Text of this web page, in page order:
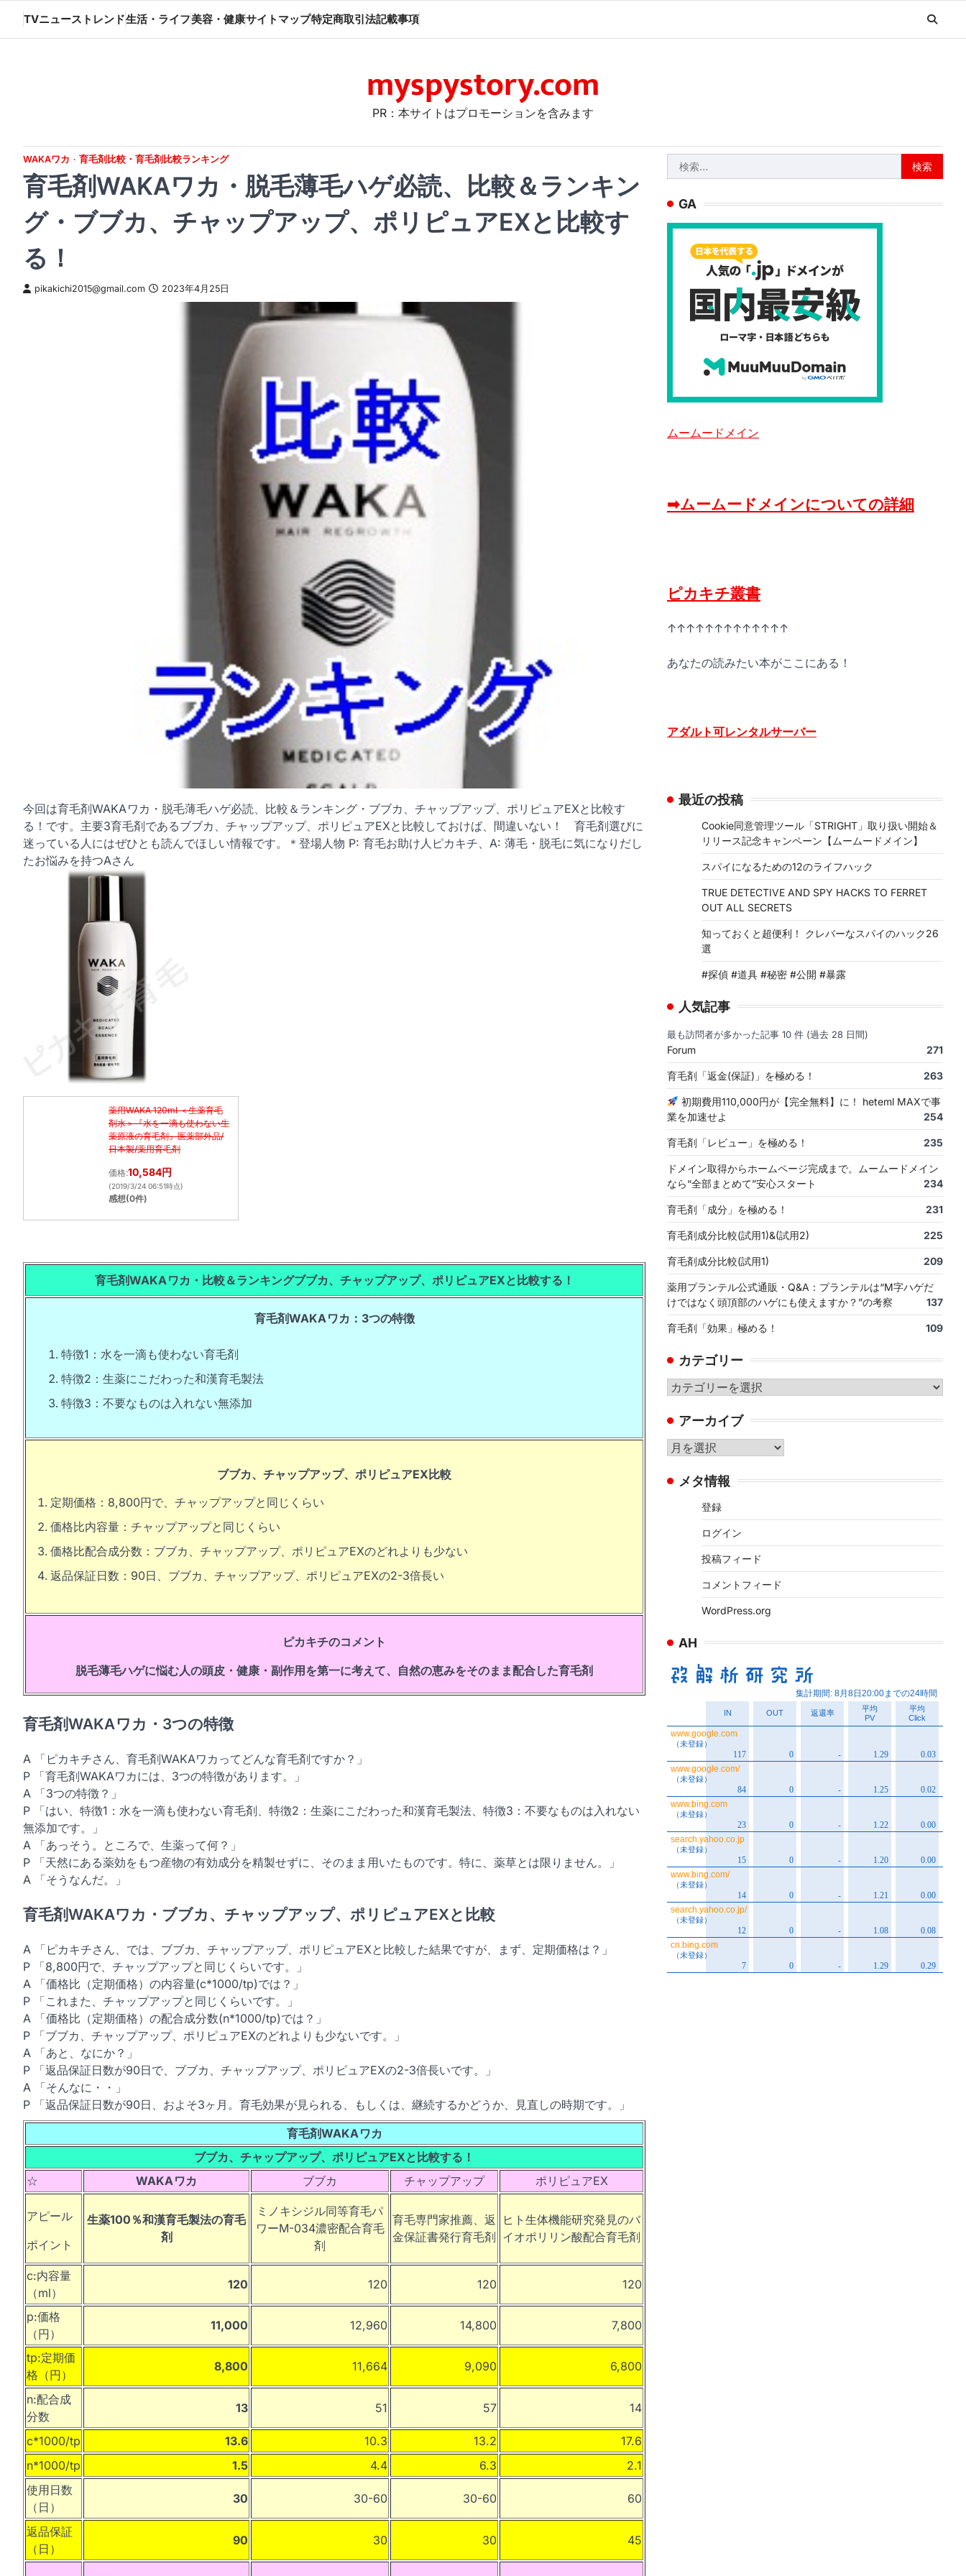
content
TVニューストレンド生活・ライフ美容・健康サイトマップ特定商取引法記載事項
myspystory.com
PR：本サイトはプロモーションを含みます
WAKAワカ 育毛剤比較・育毛剤比較ランキング
育毛剤WAKAワカ・脱毛薄毛ハゲ必読、比較＆ランキン
グ・ブブカ、チャップアップ、ポリピュアEXと比較す
る！
pikakichi2015@gmail.com 2023年4月25日
今回は育毛剤WAKAワカ・脱毛薄毛ハゲ必読、比較＆ランキング・ブブカ、チャップアップ、ポリピュアEXと比較す
る！です。主要3育毛剤であるブブカ、チャップアップ、ポリピュアEXと比較しておけば、間違いない！ 育毛剤選びに
迷っている人にはぜひとも読んでほしい情報です。＊登場人物 P: 育毛お助け人ピカキチ、A: 薄毛・脱毛に気になりだし
たお悩みを持つAさん
薬用WAKA 120ml ＜生薬育毛
剤水＞『水を一滴も使わない生
薬原液の育毛剤』医薬部外品/
日本製/薬用育毛剤
価格:10,584円
(2019/3/24 06:51時点)
感想(0件)
育毛剤WAKAワカ・比較＆ランキングブブカ、チャップアップ、ポリピュアEXと比較する！
育毛剤WAKAワカ：3つの特徴
特徴1：水を一滴も使わない育毛剤
特徴2：生薬にこだわった和漢育毛製法
特徴3：不要なものは入れない無添加
ブブカ、チャップアップ、ポリピュアEX比較
定期価格：8,800円で、チャップアップと同じくらい
価格比内容量：チャップアップと同じくらい
価格比配合成分数：ブブカ、チャップアップ、ポリピュアEXのどれよりも少ない
返品保証日数：90日、ブブカ、チャップアップ、ポリピュアEXの2-3倍長い
ピカキチのコメント
脱毛薄毛ハゲに悩む人の頭皮・健康・副作用を第一に考えて、自然の恵みをそのまま配合した育毛剤
育毛剤WAKAワカ・3つの特徴
A 「ピカキチさん、育毛剤WAKAワカってどんな育毛剤ですか？」
P 「育毛剤WAKAワカには、3つの特徴があります。」
A 「3つの特徴？」
P 「はい、特徴1：水を一滴も使わない育毛剤、特徴2：生薬にこだわった和漢育毛製法、特徴3：不要なものは入れない
無添加です。」
A 「あっそう。ところで、生薬って何？」
P 「天然にある薬効をもつ産物の有効成分を精製せずに、そのまま用いたものです。特に、薬草とは限りません。」
A 「そうなんだ。」
育毛剤WAKAワカ・ブブカ、チャップアップ、ポリピュアEXと比較
A 「ピカキチさん、では、ブブカ、チャップアップ、ポリピュアEXと比較した結果ですが、まず、定期価格は？」
P 「8,800円で、チャップアップと同じくらいです。」
A 「価格比（定期価格）の内容量(c*1000/tp)では？」
P 「これまた、チャップアップと同じくらいです。」
A 「価格比（定期価格）の配合成分数(n*1000/tp)では？」
P 「ブブカ、チャップアップ、ポリピュアEXのどれよりも少ないです。」
A 「あと、なにか？」
P 「返品保証日数が90日で、ブブカ、チャップアップ、ポリピュアEXの2-3倍長いです。」
A 「そんなに・・」
P 「返品保証日数が90日、およそ3ヶ月。育毛効果が見られる、もしくは、継続するかどうか、見直しの時期です。」
育毛剤WAKA ワカ
ブブカ、チャップアップ、ポリピュアEXと比較する！
☆
WAKA ワカ ブブカ チャップアップ ポリピュアEX
アピール
ポイント
生薬100％和漢育毛製法の育毛
剤
ミノキシジル同等育毛パ
ワーM-034濃密配合育毛
剤
育毛専門家推薦、返
金保証書発行育毛剤
ヒト生体機能研究発見のバ
イオポリリン酸配合育毛剤
c:内容量
（ml）
120 120 120 120
p:価格
（円）
11,000 12,960 14,800 7,800
tp:定期価
格（円）
8,800 11,664 9,090 6,800
n:配合成
分数
13 51 57 14
c*1000/tp 13.6 10.3 13.2
17.6
n*1000/tp
1.5 4.4 6.3
2.1
使用日数
（日）
30 30-60 30-60 60
返品保証
（日）
90 30 30 45
索:
GA
ムームードメイン
➡ムームードメインについての詳細
ピカキチ叢書
↑↑↑↑↑↑↑↑↑↑↑↑↑
あなたの読みたい本がここにある！
アダルト可レンタルサーバー
最近の投稿
Cookie同意管理ツール「STRIGHT」取り扱い開始＆
リリース記念キャンペーン【ムームードメイン】
スパイになるための12のライフハック
TRUE DETECTIVE AND SPY HACKS TO FERRET
OUT ALL SECRETS
知っておくと超便利！ クレバーなスパイのハック26
選
#探偵 #道具 #秘密 #公開 #暴露
人気記事
最も訪問者が多かった記事 10 件 (過去 28 日間)
Forum 271
育毛剤「返金(保証)」を極める！ 263
初期費用110,000円が【完全無料】に！ heteml MAXで事
業を加速せよ
254
育毛剤「レビュー」を極める！ 235
ドメイン取得からホームページ完成まで。ムームードメイン
なら“全部まとめて”安心スタート
234
育毛剤「成分」を極める！ 231
育毛剤成分比較(試用1)&(試用2) 225
育毛剤成分比較(試用1) 209
薬用プランテル公式通販・Q&A：プランテルは“M字ハゲだ
けではなく頭頂部のハゲにも使えますか？”の考察
137
育毛剤「効果」極める！ 109
カテゴリー
カ
ゴ
リ
ー
アーカイブ
ア
カ メタ情報
登録
ログイン
投稿フィード
コメントフィード
WordPress.org
AH